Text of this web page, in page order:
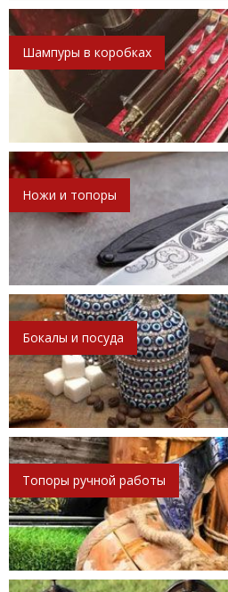
Шампуры в коробках
Ножи и топоры
Бокалы и посуда
Топоры ручной работы